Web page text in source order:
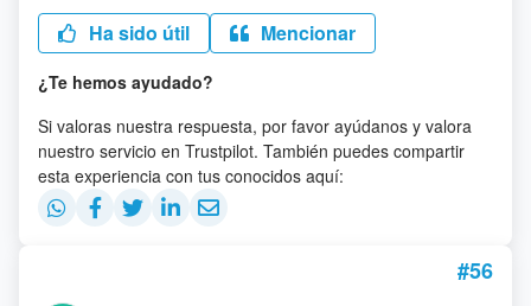
Ha sido útil Mencionar
¿Te hemos ayudado?
Si valoras nuestra respuesta, por favor ayúdanos y valora
nuestro servicio en Trustpilot. También puedes compartir
esta experiencia con tus conocidos aquí:
#56